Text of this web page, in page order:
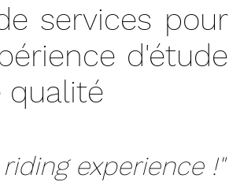
services pour
d'étude
qualité
experience !"